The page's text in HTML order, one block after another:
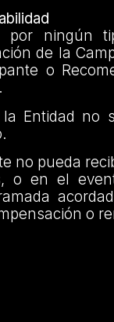
por ningún
de la
o
Entidad no
no pueda
o en el
o